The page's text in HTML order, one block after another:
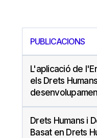
PUBLICACIONS
L'aplicació de
els Drets
Drets Humans i
Basat en Drets